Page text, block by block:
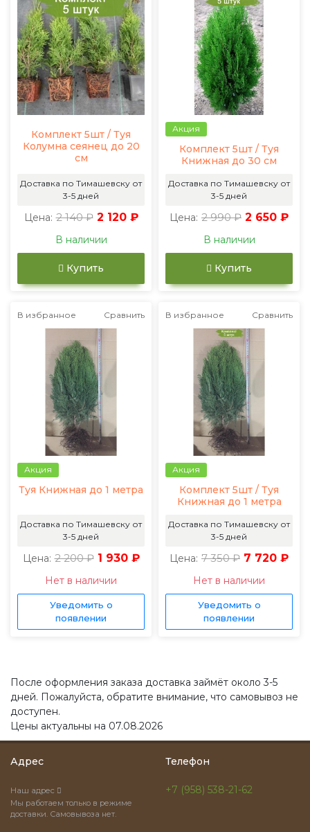
Комплект 5шт / Туя
Колумна сеянец до 20
см
Доставка по Тимашевску от
3-5 дней
Цена: 2 140 ₽ 2 120 ₽
В наличии
Купить
Акция
Комплект 5шт / Туя
Книжная до 30 см
Доставка по Тимашевску от
3-5 дней
Цена: 2 990 ₽ 2 650 ₽
В наличии
Купить
В избранное Сравнить
Акция
Туя Книжная до 1 метра
Доставка по Тимашевску от
3-5 дней
Цена: 2 200 ₽ 1 930 ₽
Нет в наличии
Уведомить о
появлении
В избранное Сравнить
Акция
Комплект 5шт / Туя
Книжная до 1 метра
Доставка по Тимашевску от
3-5 дней
Цена: 7 350 ₽ 7 720 ₽
Нет в наличии
Уведомить о
появлении
После оформления заказа доставка займёт около 3-5
дней. Пожалуйста, обратите внимание, что самовывоз не
доступен.
Цены актуальны на 07.08.2026
Адрес
Наш адрес
Мы работаем только в режиме
доставки. Самовывоза нет.
Телефон
+7 (958) 538-21-62